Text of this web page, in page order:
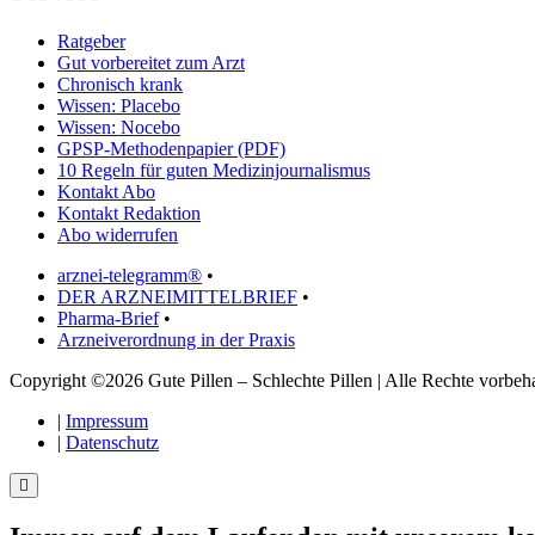
Ratgeber
Gut vorbereitet zum Arzt
Chronisch krank
Wissen: Placebo
Wissen: Nocebo
GPSP-Methodenpapier (PDF)
10 Regeln für guten Medizinjournalismus
Kontakt Abo
Kontakt Redaktion
Abo widerrufen
arznei-telegramm® •
DER ARZNEIMITTELBRIEF •
Pharma-Brief•
Arzneiverordnung in der Praxis
Copyright ©2026 Gute Pillen – Schlechte Pillen | Alle Rechte
| Impressum
| Datenschutz